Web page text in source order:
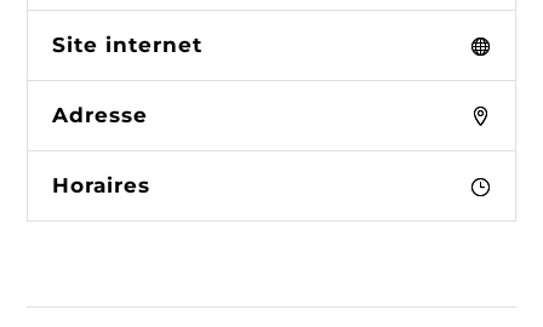
Site internet
Adresse
Horaires